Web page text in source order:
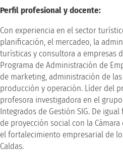
Perfil profesional y docente:
Con experiencia en el sector
planificación, el mercadeo, la
turísticas y consultora a empresas
Programa de Administración de
de marketing, administración de
producción y operación. Líder del
profesora investigadora en el
Integrados de Gestión SIG. De
de proyección social con la
el fortalecimiento empresarial de
Caldas.